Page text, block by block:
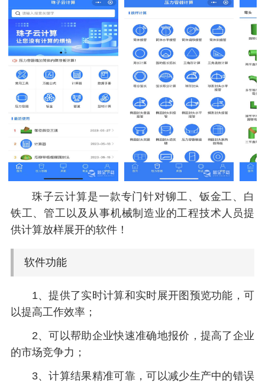
珠子云计算是一款专门针对铆工、钣金工、白
铁工、管工以及从事机械制造业的工程技术人员提
供计算放样展开的软件！
软件功能
1、提供了实时计算和实时展开图预览功能，可
以提高工作效率；
2、可以帮助企业快速准确地报价，提高了企业
的市场竞争力；
3、计算结果精准可靠，可以减少生产中的错误